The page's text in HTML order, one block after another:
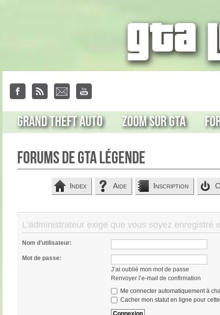
Grand Theft Auto Zoom sur GTA
Forums de GTA Légende
Index Aide Inscription
L’administrateur exige que vous soyez enregistré
Nom d’utilisateur:
Mot de passe:
J’ai oublié mon mot de passe
Renvoyer l’e-mail de confirmation
Me connecter automatiquement à
Cacher mon statut en ligne pour